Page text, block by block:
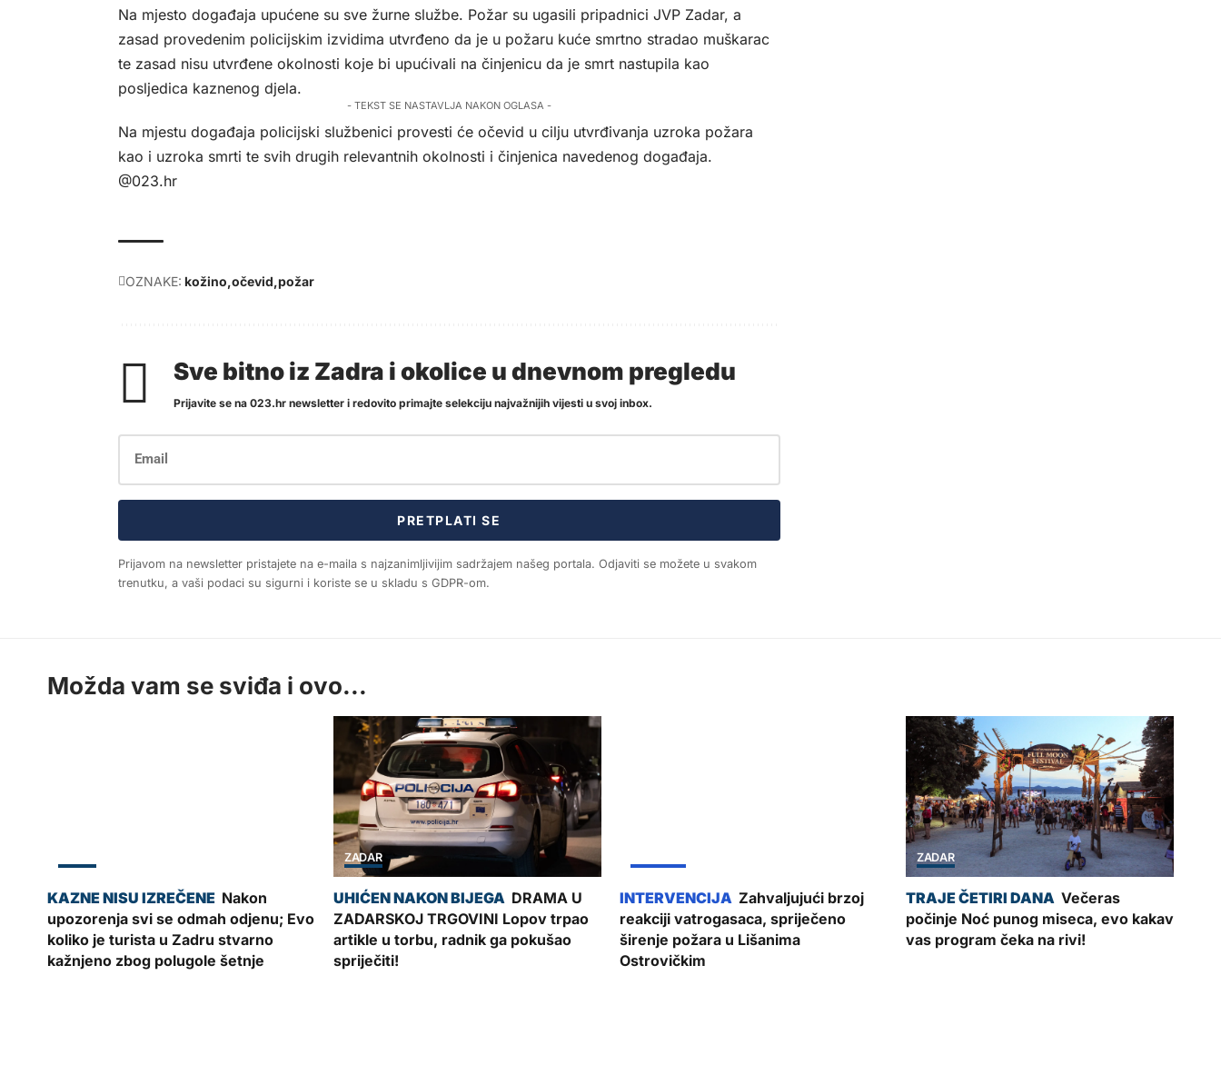
Na mjesto događaja upućene su sve žurne službe. Požar su ugasili pripadnici JVP Zadar, a
zasad provedenim policijskim izvidima utvrđeno da je u požaru kuće smrtno stradao muškarac
te zasad nisu utvrđene okolnosti koje bi upućivali na činjenicu da je smrt nastupila kao
posljedica kaznenog djela.
- TEKST SE NASTAVLJA NAKON OGLASA -
Na mjestu događaja policijski službenici provesti će očevid u cilju utvrđivanja uzroka požara
kao i uzroka smrti te svih drugih relevantnih okolnosti i činjenica navedenog događaja.
@023.hr
OZNAKE: kožino očevid požar
Sve bitno iz Zadra i okolice u dnevnom pregledu
Prijavite se na 023.hr newsletter i redovito primajte selekciju najvažnijih vijesti u svoj inbox.
PRETPLATI SE
Prijavom na newsletter pristajete na e-maila s najzanimljivijim sadržajem našeg portala. Odjaviti se možete u svakom
trenutku, a vaši podaci su sigurni i koriste se u skladu s GDPR-om.
Možda vam se sviđa i ovo...
Nakon
upozorenja svi se odmah odjenu; Evo
koliko je turista u Zadru stvarno
kažnjeno zbog polugole šetnje
ZADAR
DRAMA U
ZADARSKOJ TRGOVINI Lopov trpao
artikle u torbu, radnik ga pokušao
spriječiti!
Zahvaljujući brzoj
reakciji vatrogasaca, spriječeno
širenje požara u Lišanima
Ostrovičkim
ZADAR
Večeras
počinje Noć punog miseca, evo kakav
vas program čeka na rivi!